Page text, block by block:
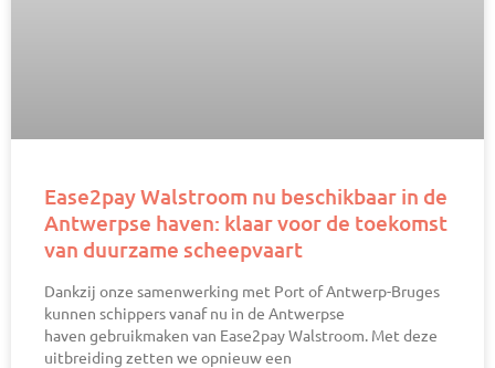
Ease2pay Walstroom nu beschikbaar in de
Antwerpse haven: klaar voor de toekomst
van duurzame scheepvaart
Dankzij onze samenwerking met Port of Antwerp-Bruges
kunnen schippers vanaf nu in de Antwerpse
haven gebruikmaken van Ease2pay Walstroom. Met deze
uitbreiding zetten we opnieuw een